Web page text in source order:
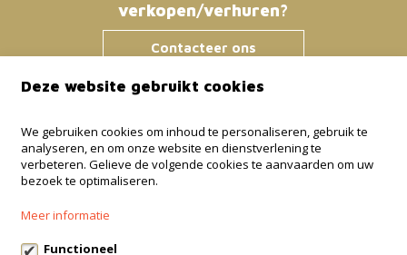
verkopen/verhuren?
Contacteer ons
Immo Bosmans
Klokstraat 25 / 21
3600 Genk
info@immo-bosmans.be
Deze website gebruikt cookies
We gebruiken cookies om inhoud te personaliseren, gebruik te
analyseren, en om onze website en dienstverlening te
verbeteren. Gelieve de volgende cookies te aanvaarden om uw
bezoek te optimaliseren.
Meer informatie
Functioneel